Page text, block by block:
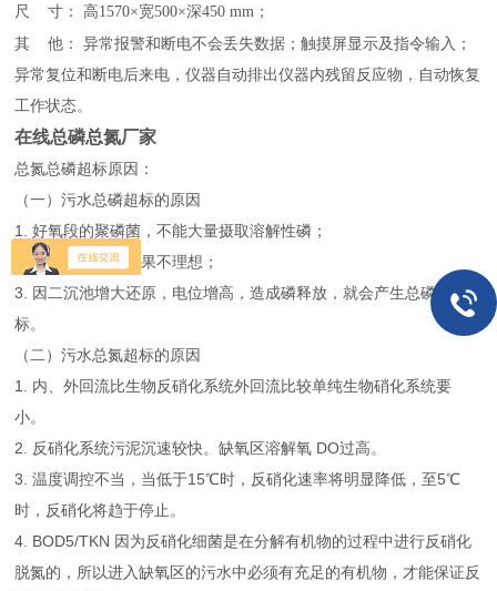
尺
寸： 高1570×宽500×深450 mm ；
其
他： 异常报警和断电不会丢失数据 ；触摸屏显示及指令输入 ；
异常复位和断电后来电，仪器自动排出仪器内残留反应物，自动恢复
工作状态。
在线总磷总氮厂家
总氮总磷超标原因：
（一）污水总磷超标的原因
1. 好氧段的聚磷菌，不能大量摄取溶解性磷；
2. 排泥不畅沉淀效果不理想；
3. 因二沉池增大还原，电位增高，造成磷释放，就会产生总磷超
标。
（二）污水总氮超标的原因
1. 内、外回流比生物反硝化系统外回流比较单纯生物硝化系统要
小。
2. 反硝化系统污泥沉速较快。缺氧区溶解氧 DO过高。
3. 温度调控不当，当低于15℃时，反硝化速率将明显降低，至5℃
时，反硝化将趋于停止。
4. BOD5/TKN 因为反硝化细菌是在分解有机物的过程中进行反硝化
脱氮的，所以进入缺氧区的污水中必须有充足的有机物，才能保证反